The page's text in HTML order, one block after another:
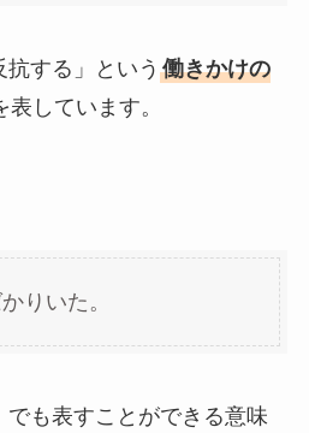
する」という 働きかけの
表しています。
りいた。
も表すことができる意味